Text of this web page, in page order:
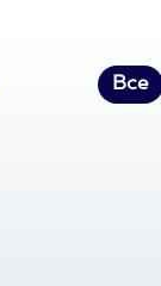
Все